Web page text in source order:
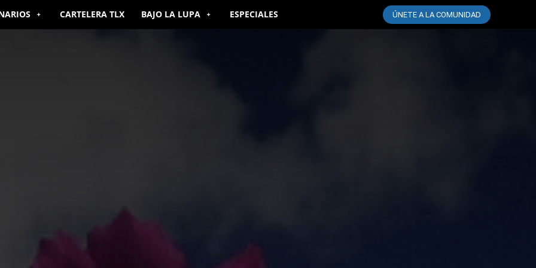
CARTELERA TLX BAJO LA LUPA ESPECIALES ÚNETE A LA COMUNIDAD